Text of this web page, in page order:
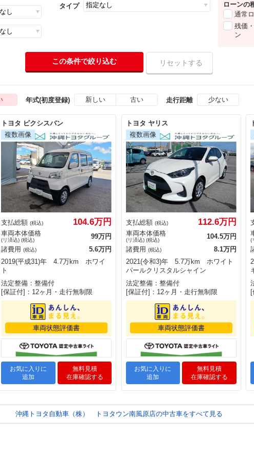
タイプ
ローンの
通常
残価
ン
年式(初度登録) 新しい 古い 走行距離 少ない
トヨタ ピクシスバン
支払総額 (税込) 104.6万円
車両本体価格
(リ済込) (税込)
99万円
諸費用 (税込)
5.6万円
2019(平成31)年 4.7万km ホワイ
ト
法定整備：整備付
[保証付]：12ヶ月・走行無制限
車両状態評価書
お気に入りに
追加
無料見積
在庫確認する
トヨタ ヤリス
支払総額 (税込) 112.6万円
車両本体価格
(リ済込) (税込)
104.5万円
諸費用 (税込)
8.1万円
2021(令和3)年 5.7万km ホワイト
パールクリスタルシャイン
法定整備：整備付
[保証付]：12ヶ月・走行無制限
車両状態評価書
お気に入りに
追加
無料見積
在庫確認する
(
沖縄トヨタ自動車（株） トヨタウン南風原店の中古車をすべて見る